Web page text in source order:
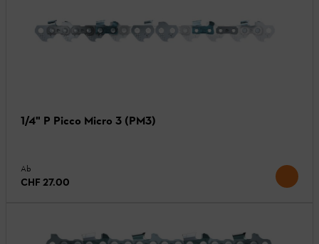
1/4" P Picco Micro 3 (PM3)
Ab
CHF 27.00